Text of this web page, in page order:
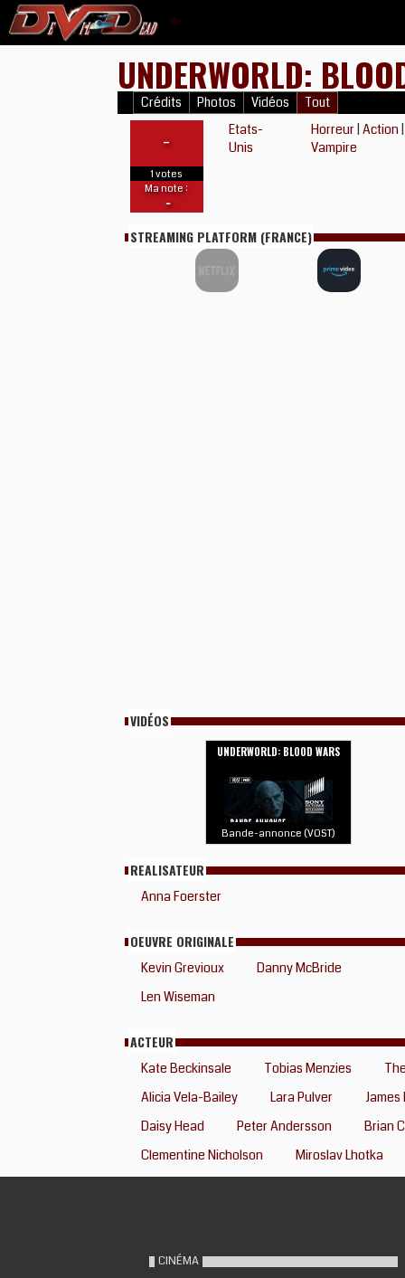
UNDERWORLD:
Crédits Photos Vidéos Tout
-
1 votes
Ma note :
-
Etats-
Unis
Horreur |Action
Vampire
STREAMING PLATFORM (FRANCE)
VIDÉOS
UNDERWORLD: BLOOD WARS
Bande-annonce (VOST)
REALISATEUR
Anna Foerster
OEUVRE ORIGINALE
Kevin Grevioux
Danny McBride
Len Wiseman
ACTEUR
Kate Beckinsale Tobias Menzies
Alicia Vela-Bailey
Lara Pulver
James
Daisy Head
Peter Andersson
Brian
Clementine Nicholson
Miroslav Lhotka
CINÉMA